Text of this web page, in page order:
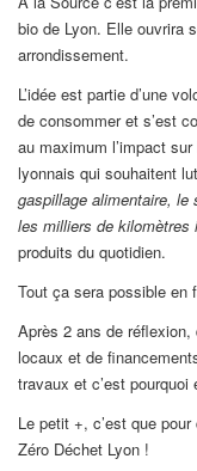
bio de Lyon. Elle ouvrira
arrondissement.
L’idée est partie d’une
de consommer et s’est
au maximum l’impact
lyonnais qui souhaitent
gaspillage alimentaire, le
les milliers de kilomètres
produits du quotidien.
Tout ça sera possible
Après 2 ans de
locaux et de
travaux et c’est
Le petit +, c’est que
Zéro Déchet Lyon !